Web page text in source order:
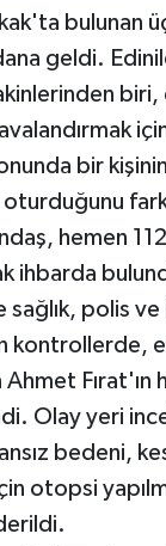
bulunan
geldi.
biri,
bir
oturduğunu
hemen
ihbarda
sağlık, polis
kontrollerde,
Fırat'ın
Olay yeri
bedeni,
otopsi